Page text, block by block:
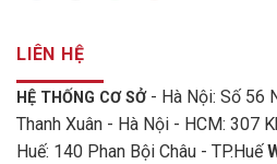
LIÊN HỆ
HỆ THỐNG CƠ SỞ - Hà Nội: Số 56
Thanh Xuân - Hà Nội - HCM: 307
Huế: 140 Phan Bội Châu - TP.Huế